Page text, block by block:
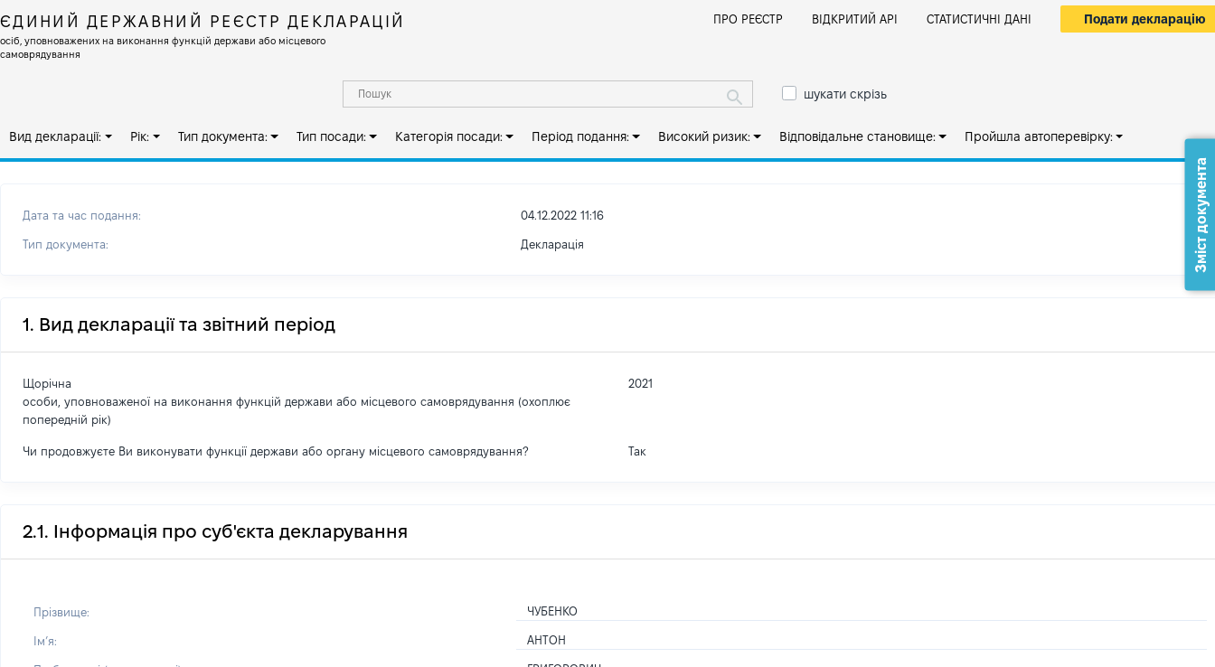
ЄДИНИЙ ДЕРЖАВНИЙ РЕЄСТР ДЕКЛАРАЦІЙ
осіб, уповноважених на виконання функцій держави або місцевого
самоврядування
ПРО РЕЄСТР ВІДКРИТИЙ АРІ СТАТИСТИЧНІ ДАНІ Подати декларацію
шукати скрізь
Вид декларації: Рік: Тип документа: Тип посади: Категорія посади: Період подання: Високий ризик: Відповідальне становище: Пройшла автоперевірку:
Дата та час подання: 04.12.2022 11:16
Тип документа: Декларація
1. Вид декларації та звітний період
Щорічна
особи, уповноваженої на виконання функцій держави або місцевого самоврядування (охоплює
попередній рік)
2021
Чи продовжуєте Ви виконувати функції держави або органу місцевого самоврядування? Так
2.1. Інформація про суб'єкта декларування
Прізвище: ЧУБЕНКО
Імʼя: АНТОН
Зміст документа